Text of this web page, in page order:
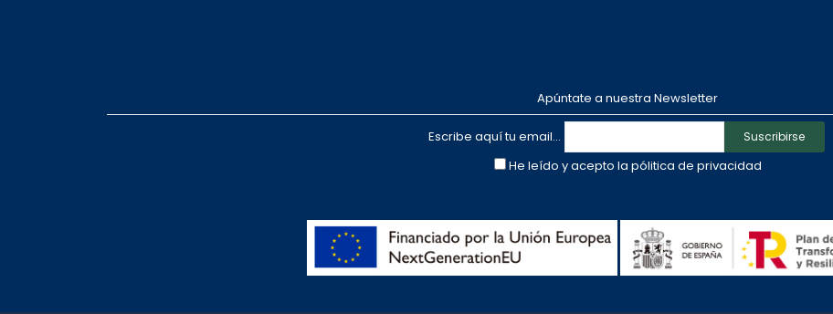
Apúntate a nuestra Newsletter
Escribe aquí tu email... Suscribirse
He leído y acepto la pólitica de privacidad